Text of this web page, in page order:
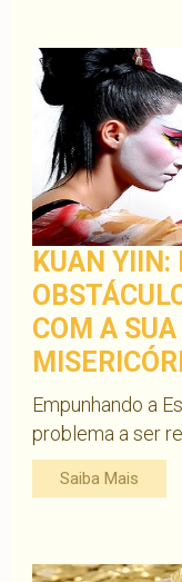
KUAN YIIN:
COM A
Empunhando a
problema a ser
Saiba Mais